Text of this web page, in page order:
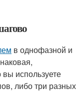
в однофазной и
используете
либо три разных